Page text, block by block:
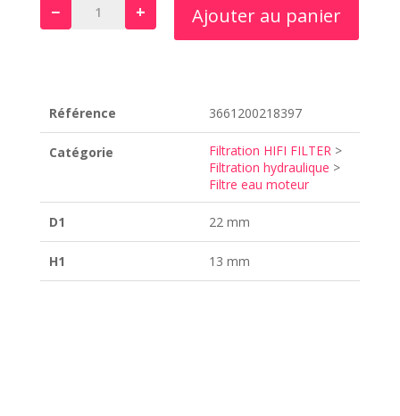
− + Ajouter au panier
Référence 3661200218397
Catégorie Filtration HIFI FILTER>
Filtration hydraulique >
Filtre eau moteur
D1 22 mm
H1 13 mm